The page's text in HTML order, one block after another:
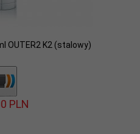
OUTER2 K2 (stalowy)
PLN